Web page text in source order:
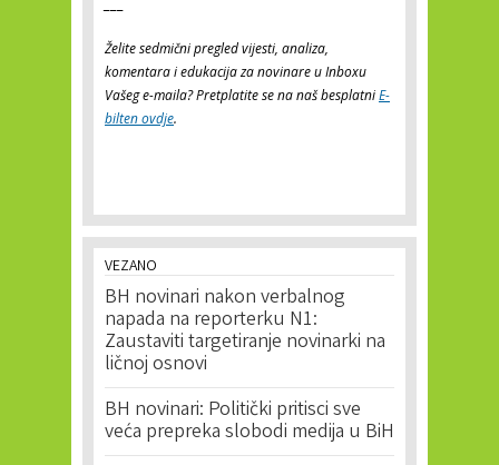
Želite sedmični pregled vijesti, analiza,
komentara i edukacija za novinare u Inboxu
Vašeg e-maila? Pretplatite se na naš besplatniE-
bilten ovdje.
VEZANO
BH novinari nakon verbalnog
napada na reporterku N1:
Zaustaviti targetiranje novinarki na
ličnoj osnovi
BH novinari: Politički pritisci sve
veća prepreka slobodi medija u BiH